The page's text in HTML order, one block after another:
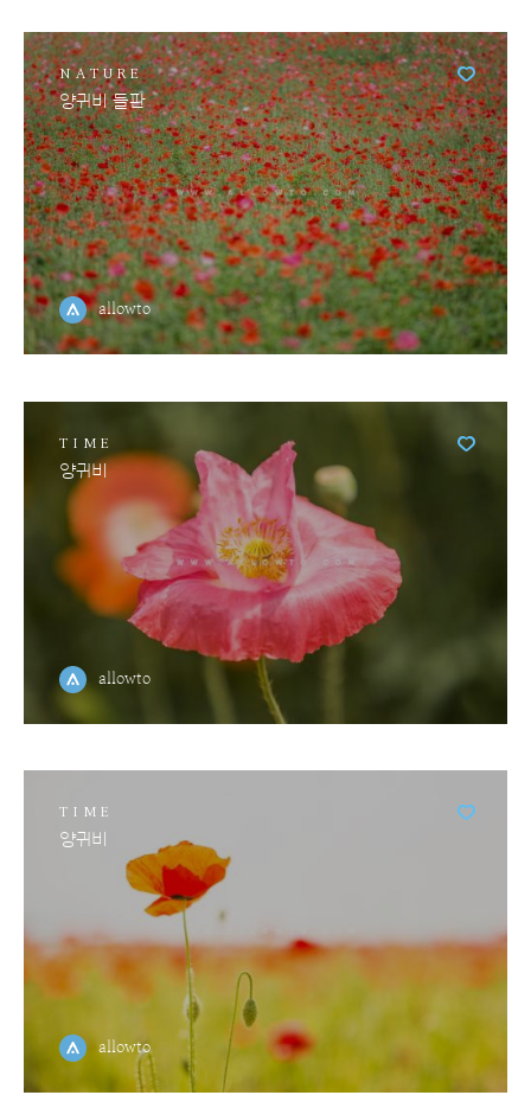
NATURE
양귀비 들판
allowto
TIME
양귀비
allowto
TIME
양귀비
allowto